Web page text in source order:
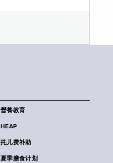
營養教育
HEAP
扥儿费补助
夏季膳食计划